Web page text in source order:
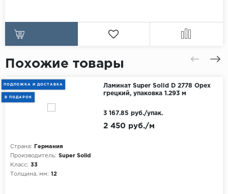
Похожие товары
ПОДЛОЖКА И ДОСТАВКА
В ПОДАРОК
Ламинат Super Solid D 2778 Орех
грецкий, упаковка 1.293 м
Страна:
Германия
Производитель: Super Solid
Класс: 33
Толщина, мм: 12
2 450 руб./м
3 167.85 руб./упак.